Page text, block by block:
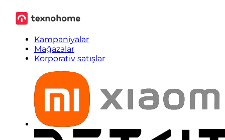
Kampaniyalar
Mağazalar
Korporativ satışlar